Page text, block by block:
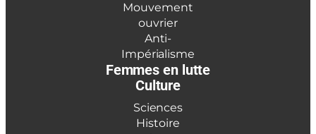
Mouvement
ouvrier
Anti-
Impérialisme
Femmes en lutte
Culture
Sciences
Histoire